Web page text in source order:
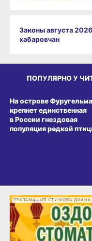
Законы августа
хабаровчан
ПОПУЛЯРНО У
На острове Фуругельма
крепнет единственная
в России гнездовая
популяция редкой
РЕКЛАМА • ИП СТУЧКОВА ДИАНА